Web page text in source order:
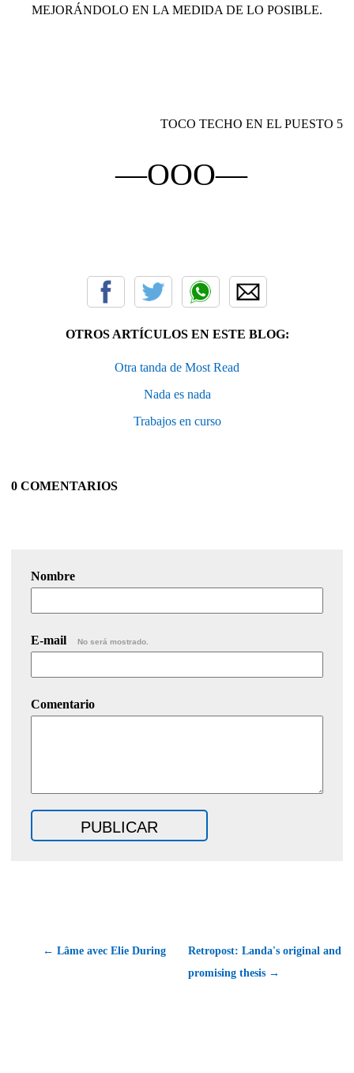
MEJORÁNDOLO EN LA MEDIDA DE LO POSIBLE.
TOCO TECHO EN EL PUESTO 5
—OOO—
OTROS ARTÍCULOS EN ESTE BLOG:
Otra tanda de Most Read
Nada es nada
Trabajos en curso
0 COMENTARIOS
Nombre
E-mail No será mostrado.
Comentario
← Lâme avec Elie During
Retropost: Landa's original and
promising thesis →